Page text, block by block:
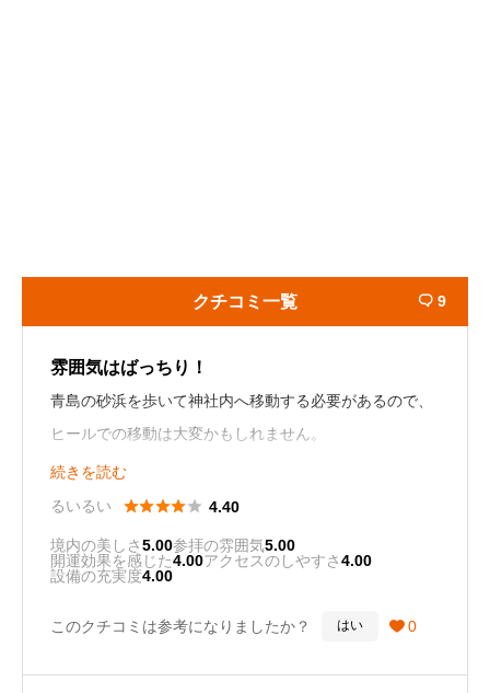
クチコミ一覧  9
雰囲気はばっちり！
青島の砂浜を歩いて神社内へ移動する必要があるので、
ヒールでの移動は大変かもしれません。
鬼の洗濯板を横目にゆっくりだと15分くらい歩くことに
なります。
社で、禰宜の方もとても親切です。
砂浜の先にある神社ですので、波音を聞きながら、参拝
続きを読む
るいるい
 4.40
境内の美しさ5.00参拝の雰囲気5.00
開運効果を感じた4.00アクセスのしやすさ4.00
設備の充実度4.00
このクチコミは参考になりましたか？ はい  0